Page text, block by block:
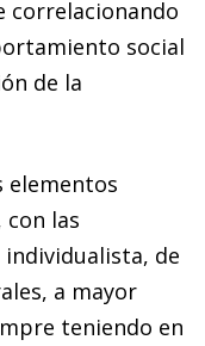
correlacionando
social
de la
elementos
las
individualista, de
a mayor
teniendo en